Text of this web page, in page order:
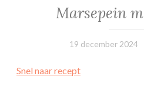
Marsepein
19 december 2024
Snel naar recept